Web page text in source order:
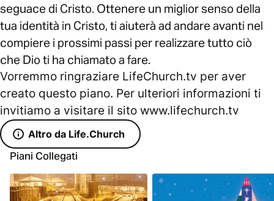
seguace di Cristo. Ottenere un miglior senso della
tua identità in Cristo, ti aiuterà ad andare avanti nel
compiere i prossimi passi per realizzare tutto ciò
che Dio ti ha chiamato a fare.
Vorremmo ringraziare LifeChurch.tv per aver
creato questo piano. Per ulteriori informazioni ti
invitiamo a visitare il sito www.lifechurch.tv
Altro da Life.Church
Piani Collegati